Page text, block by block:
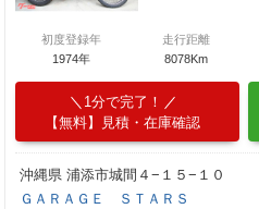
初度登録年
1974年
走行距離
8078Km
1分で完了！
【無料】見積・在庫確認
沖縄県 浦添市城間４−１５−１０
ＧＡＲＡＧＥ ＳＴＡＲＳ